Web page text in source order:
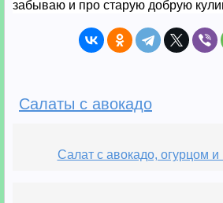
забываю и про старую добрую
Салаты с авокадо
Салат с авокадо, огурцом